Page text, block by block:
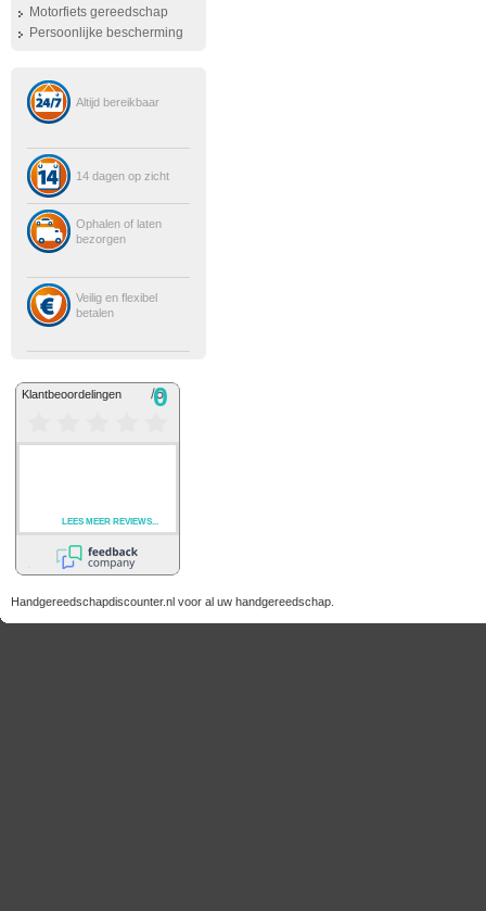
Motorfiets gereedschap
Persoonlijke bescherming
Altijd bereikbaar
14 dagen op zicht
Ophalen of laten
bezorgen
Veilig en flexibel
betalen
Handgereedschapdiscounter.nl voor al uw handgereedschap.